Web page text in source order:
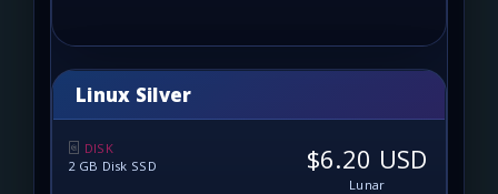
Linux Silver
DISK
2 GB Disk SSD
$6.20 USD
Lunar